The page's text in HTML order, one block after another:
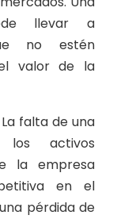
llevar a
no estén
valor de la
La falta de una
los activos
la empresa
en el
pérdida de